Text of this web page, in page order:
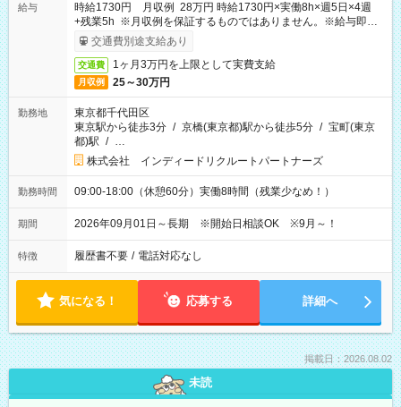
給与
時給1730円 月収例 28万円 時給1730円×実働8h×週5日×4週
+残業5h ※月収例を保証するものではありません。※給与即受
取りサービス利用可（利用条件有）
交通費別途支給あり
交通費 1ヶ月3万円を上限として実費支給
月収例 25～30万円
勤務地
東京都千代田区
東京駅から徒歩3分 / 京橋(東京都)駅から徒歩5分 / 宝町(東京
都)駅 / …
株式会社 インディードリクルートパートナーズ
勤務時間 09:00-18:00（休憩60分）実働8時間（残業少なめ！）
期間 2026年09月01日～長期 ※開始日相談OK ※9月～！
特徴 履歴書不要 / 電話対応なし
気になる！ 応募する 詳細へ
掲載日：2026.08.02
未読